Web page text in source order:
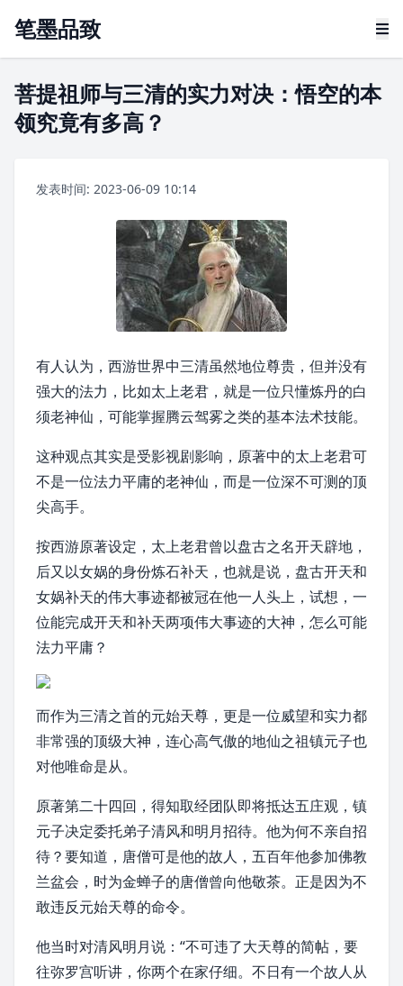
笔墨品致
菩提祖师与三清的实力对决：悟空的本
领究竟有多高？
发表时间: 2023-06-09 10:14
有人认为，西游世界中三清虽然地位尊贵，但并没有
强大的法力，比如太上老君，就是一位只懂炼丹的白
须老神仙，可能掌握腾云驾雾之类的基本法术技能。
这种观点其实是受影视剧影响，原著中的太上老君可
不是一位法力平庸的老神仙，而是一位深不可测的顶
尖高手。
按西游原著设定，太上老君曾以盘古之名开天辟地，
后又以女娲的身份炼石补天，也就是说，盘古开天和
女娲补天的伟大事迹都被冠在他一人头上，试想，一
位能完成开天和补天两项伟大事迹的大神，怎么可能
法力平庸？
而作为三清之首的元始天尊，更是一位威望和实力都
非常强的顶级大神，连心高气傲的地仙之祖镇元子也
对他唯命是从。
原著第二十四回，得知取经团队即将抵达五庄观，镇
元子决定委托弟子清风和明月招待。他为何不亲自招
待？要知道，唐僧可是他的故人，五百年他参加佛教
兰盆会，时为金蝉子的唐僧曾向他敬茶。正是因为不
敢违反元始天尊的命令。
他当时对清风明月说：“不可违了大天尊的简帖，要
往弥罗宫听讲，你两个在家仔细。不日有一个故人从